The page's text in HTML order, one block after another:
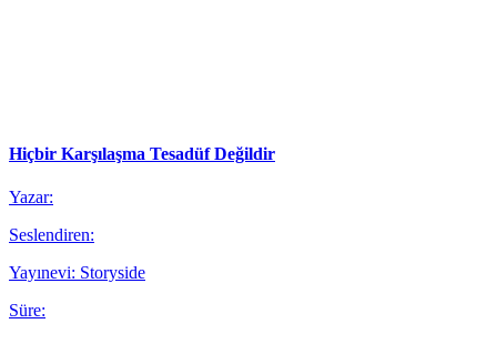
Hiçbir Karşılaşma Tesadüf Değildir
Yazar:
Seslendiren:
Yayınevi: Storyside
Süre: